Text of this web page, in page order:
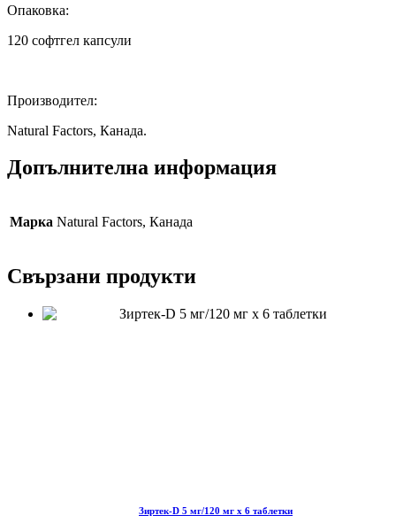
Опаковка:
120 софтгел капсули
Производител:
Natural Factors, Канада.
Допълнителна информация
Марка Natural Factors, Канада
Свързани продукти
Зиртек-D 5 мг/120 мг x 6 таблетки